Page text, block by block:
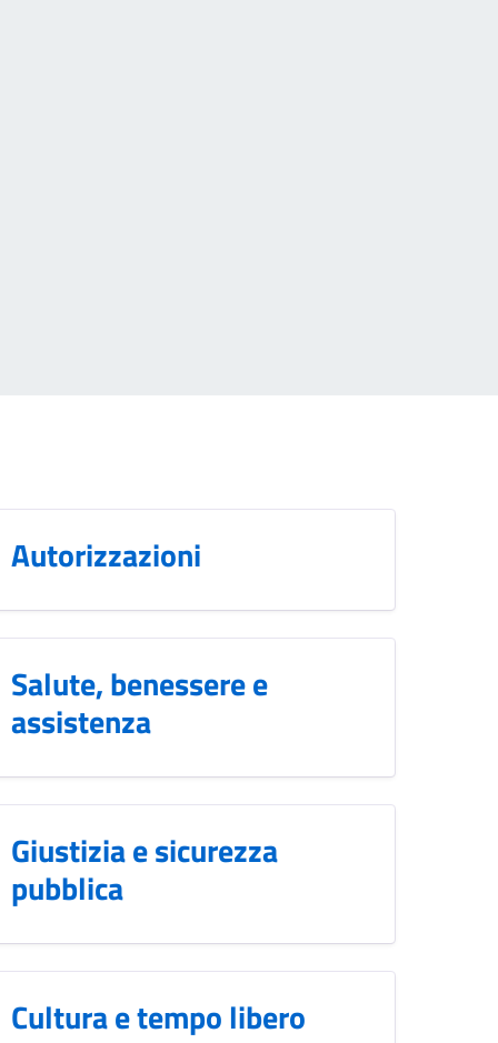
Autorizzazioni
Salute, benessere e
assistenza
Giustizia e sicurezza
pubblica
Cultura e tempo libero